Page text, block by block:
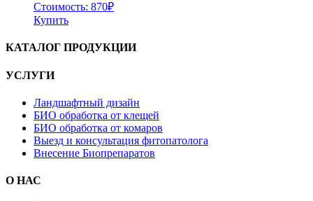
Стоимость: 870₽
Купить
КАТАЛОГ ПРОДУКЦИИ
УСЛУГИ
Ландшафтный дизайн
БИО обработка от клещей
БИО обработка от комаров
Выезд и консультация фитопатолога
Внесение Биопрепаратов
О НАС